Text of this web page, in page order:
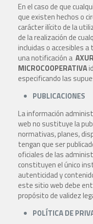
En el caso de que
que existen hechos o
carácter ilícito de la
de la realización de
incluidas o accesibles
una notificación a
MICROCOOPERATIVA
especificando las
PUBLICACIONES
La información
web no sustituye la
normativas, planes,
tengan que ser
oficiales de las
constituyen el único
autenticidad y
este sitio web debe
propósito de validez
POLÍTICA DE